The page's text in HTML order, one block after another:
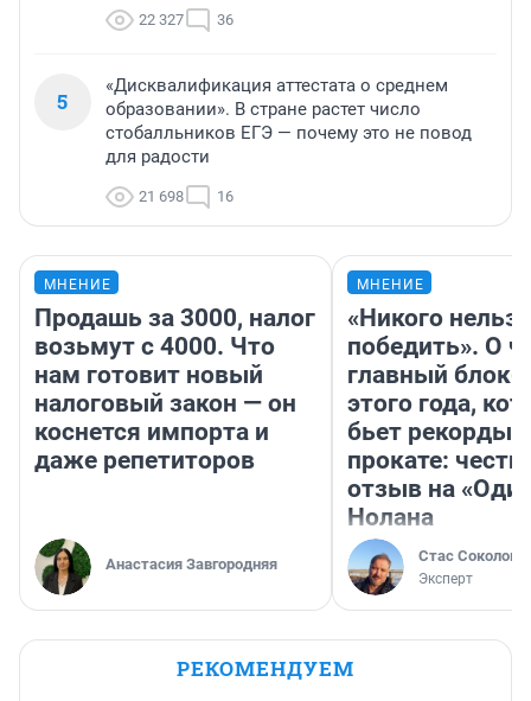
22 327 36
5
«Дисквалификация аттестата о среднем
образовании». В стране растет число
стобалльников ЕГЭ — почему это не повод
для радости
21 698 16
МНЕНИЕ
Продашь за 3000, налог
возьмут с 4000. Что
нам готовит новый
налоговый закон — он
коснется импорта и
даже репетиторов
Анастасия Завгородняя
МНЕНИЕ
«Никого нельзя
победить». О
главный
этого года,
бьет рекорды в
прокате:
отзыв на
Нолана
Стас Соколов
Эксперт
РЕКОМЕНДУЕМ